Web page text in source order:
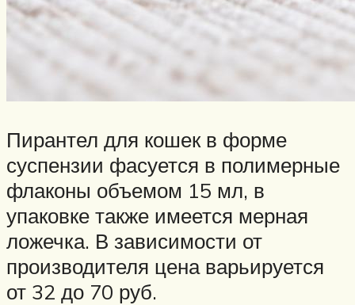
Пирантел для кошек в форме
суспензии фасуется в полимерные
флаконы объемом 15 мл, в
упаковке также имеется мерная
ложечка. В зависимости от
производителя цена варьируется
от 32 до 70 руб.